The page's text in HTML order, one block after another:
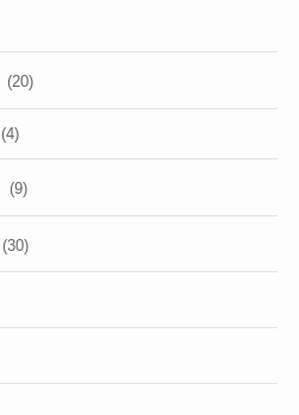
(20)
(4)
(9)
(30)